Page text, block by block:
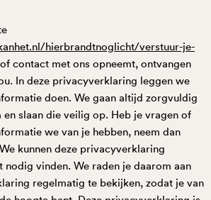
hierbrandtnoglicht/verstuur-je-
contact met ons opneemt, ontvangen
In deze privacyverklaring leggen we
doen. We gaan altijd zorgvuldig
slaan die veilig op. Heb je vragen of
we van je hebben, neem dan
kunnen deze privacyverklaring
nodig vinden. We raden je daarom aan
regelmatig te bekijken, zodat je van